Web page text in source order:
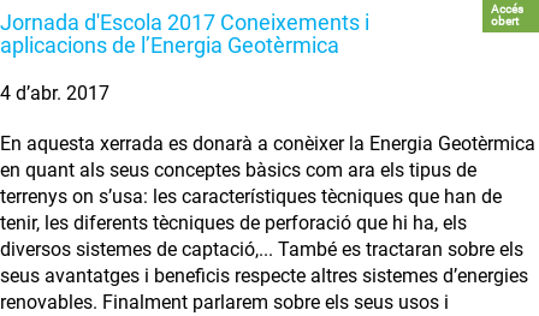
Jornada d'Escola 2017 Coneixements i
aplicacions de l’Energia Geotèrmica
Accés
obert
4 d’abr. 2017
En aquesta xerrada es donarà a conèixer la Energia Geotèrmica
en quant als seus conceptes bàsics com ara els tipus de
terrenys on s’usa: les característiques tècniques que han de
tenir, les diferents tècniques de perforació que hi ha, els
diversos sistemes de captació,... També es tractaran sobre els
seus avantatges i beneficis respecte altres sistemes d’energies
renovables. Finalment parlarem sobre els seus usos i